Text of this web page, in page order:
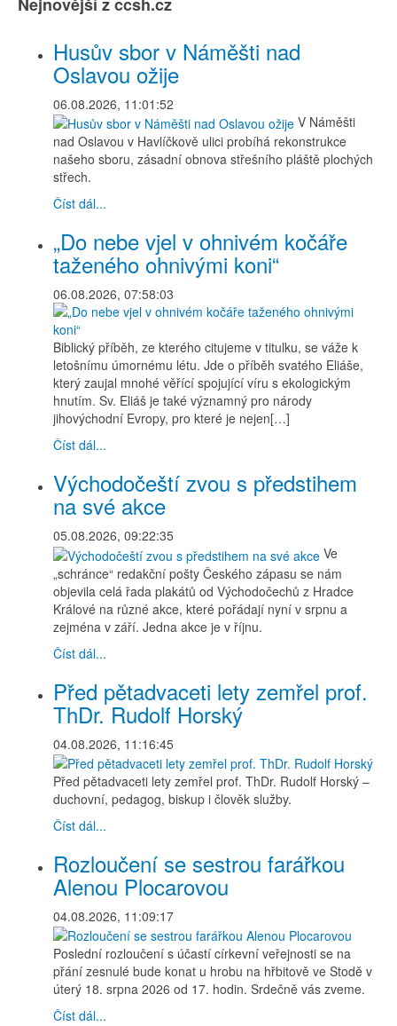
Husův sbor v Náměšti nad
Oslavou ožije
06.08.2026, 11:01:52
V Náměšti
nad Oslavou v Havlíčkově ulici probíhá rekonstrukce
našeho sboru, zásadní obnova střešního pláště plochých
střech.
Číst dál...
„Do nebe vjel v ohnivém kočáře
taženého ohnivými koni“
06.08.2026, 07:58:03
Biblický příběh, ze kterého citujeme v titulku, se váže k
letošnímu úmornému létu. Jde o příběh svatého Eliáše,
který zaujal mnohé věřící spojující víru s ekologickým
hnutím. Sv. Eliáš je také významný pro národy
jihovýchodní Evropy, pro které je nejen[…]
Číst dál...
Východočeští zvou s předstihem
na své akce
05.08.2026, 09:22:35
Ve
„schránce“ redakční pošty Českého zápasu se nám
objevila celá řada plakátů od Východočechů z Hradce
Králové na různé akce, které pořádají nyní v srpnu a
zejména v září. Jedna akce je v říjnu.
Číst dál...
Před pětadvaceti lety zemřel prof.
ThDr. Rudolf Horský
04.08.2026, 11:16:45
Před pětadvaceti lety zemřel prof. ThDr. Rudolf Horský –
duchovní, pedagog, biskup i člověk služby.
Číst dál...
Rozloučení se sestrou farářkou
Alenou Plocarovou
04.08.2026, 11:09:17
Poslední rozloučení s účastí církevní veřejnosti se na
přání zesnulé bude konat u hrobu na hřbitově ve Stodě v
úterý 18. srpna 2026 od 17. hodin. Srdečně vás zveme.
Číst dál...